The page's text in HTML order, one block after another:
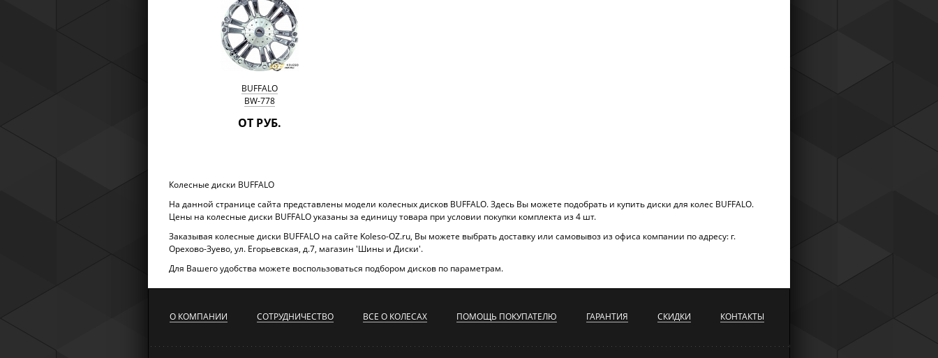
BUFFALO
BW-778
ОТ РУБ.
Колесные диски BUFFALO
На данной странице сайта представлены модели колесных дисков BUFFALO. Здесь Вы можете подобрать и купить диски для колес BUFFALO.
Цены на колесные диски BUFFALO указаны за единицу товара при условии покупки комплекта из 4 шт.
Заказывая колесные диски BUFFALO на сайте Koleso-OZ.ru, Вы можете выбрать доставку или самовывоз из офиса компании по адресу: г.
Орехово-Зуево, ул. Егорьевская, д.7, магазин 'Шины и Диски'.
Для Вашего удобства можете воспользоваться подбором дисков по параметрам.
О КОМПАНИИ СОТРУДНИЧЕСТВО ВСЕ О КОЛЕСАХ ПОМОЩЬ ПОКУПАТЕЛЮ ГАРАНТИЯ СКИДКИ КОНТАКТЫ